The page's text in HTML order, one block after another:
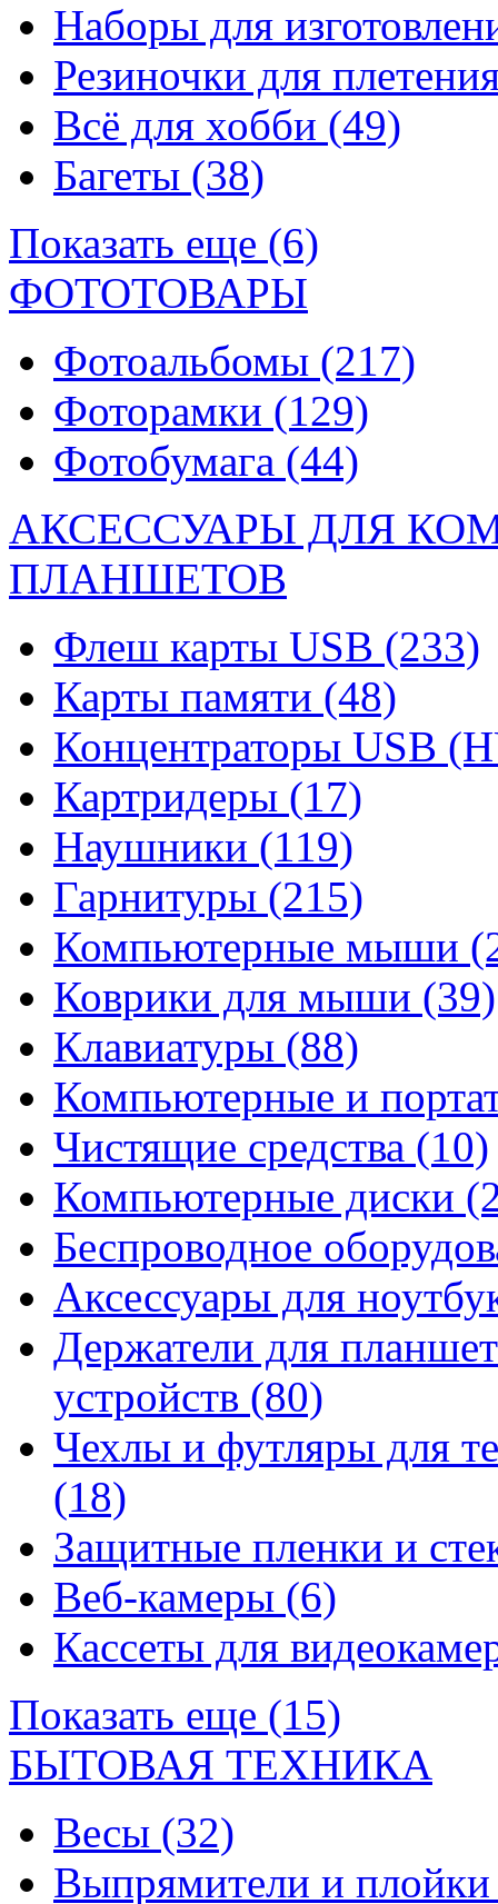
Наборы для
Резиночки для
Всё для хобби (49)
Багеты (38)
Показать еще (6)
ФОТОТОВАРЫ
Фотоальбомы (217)
Фоторамки (129)
Фотобумага (44)
АКСЕССУАРЫ ДЛЯ
ПЛАНШЕТОВ
Флеш карты USB (233)
Карты памяти (48)
Концентраторы USB
Картридеры (17)
Наушники (119)
Гарнитуры (215)
Компьютерные мыши
Коврики для мыши (39)
Клавиатуры (88)
Компьютерные и
Чистящие средства (10)
Компьютерные диски
Беспроводное
Аксессуары для
Держатели для
устройств (80)
Чехлы и футляры для
(18)
Защитные пленки и
Веб-камеры (6)
Кассеты для
Показать еще (15)
БЫТОВАЯ ТЕХНИКА
Весы (32)
Выпрямители и